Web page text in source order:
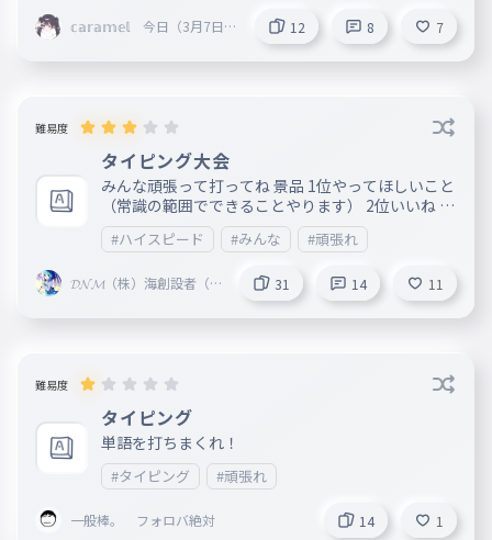
𝕔𝕒𝕣𝕒𝕞𝕖𝕝 今日（3月7日）
12 8 7
難易度
タイピング大会
みんな頑張って打ってね 景品 1位やってほしいこと
（常識の範囲でできることやります） 2位いいね or
play 9 3位いいね or play 8 7位いいね or play
7 あと参加者はフォローしてなかったらフォローし
イピングを目指して作ります 期間は8月の終わりま
で（もしかしたら伸びたり縮んだりするかも）ごめ
ん まぁちょっとずつ追加するかも 関係ないリンク
なこの曲ご存じですよね↑最近聞かなくなってきた
#ハイスピード #みんな #頑張れ
𝓓𝓝𝓜（株）海創設者（=
31 14 11
難易度
タイピング
単語を打ちまくれ！
#タイピング #頑張れ
一般棒。 フォロバ絶対 14 1